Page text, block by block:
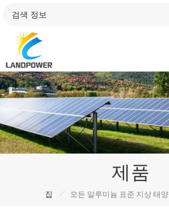
제품
집 / 모든 알루미늄 표준 지상 태